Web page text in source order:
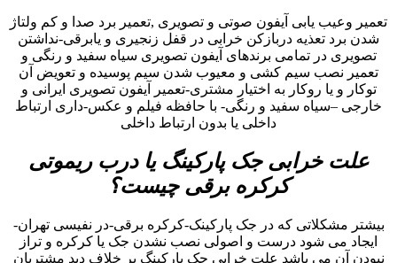
تعمیر وعیب یابی آیفون صوتی و تصویری ,تعمیر برد صدا و کم ولتاژ
شدن برد تعذیه دربازکن خرابی در قفل زنجیری و یابرقی-نداشتن
تصویری در تمامی برندهای آیفون تصویری سیاه سفید و رنگی و
تعمیر نصب سیم کشی و معیوب شدن سیم پوسیده و تعویض آن
توکار و یا روکار به اختیار مشتری-تعمیر آیفون تصویری ایرانی و
خارجی –سیاه سفید و رنگی- با حافظه فیلم و عکس-داری ارتباط
داخلی یا بدون ارتباط داخلی
علت خرابی جک پارکینگ یا درب ریموتی
کرکره برقی چیست؟
بیشتر مشکلاتی که در جک پارکینک-کرکره برقی-در نفیسی تهران-
ایجاد می شود درست و اصولی نصب نشدن جک یا کرکره و تراز
نبودن آن می باشد علت خرابی جک پارکینگ بر خلاف دید مشتریان